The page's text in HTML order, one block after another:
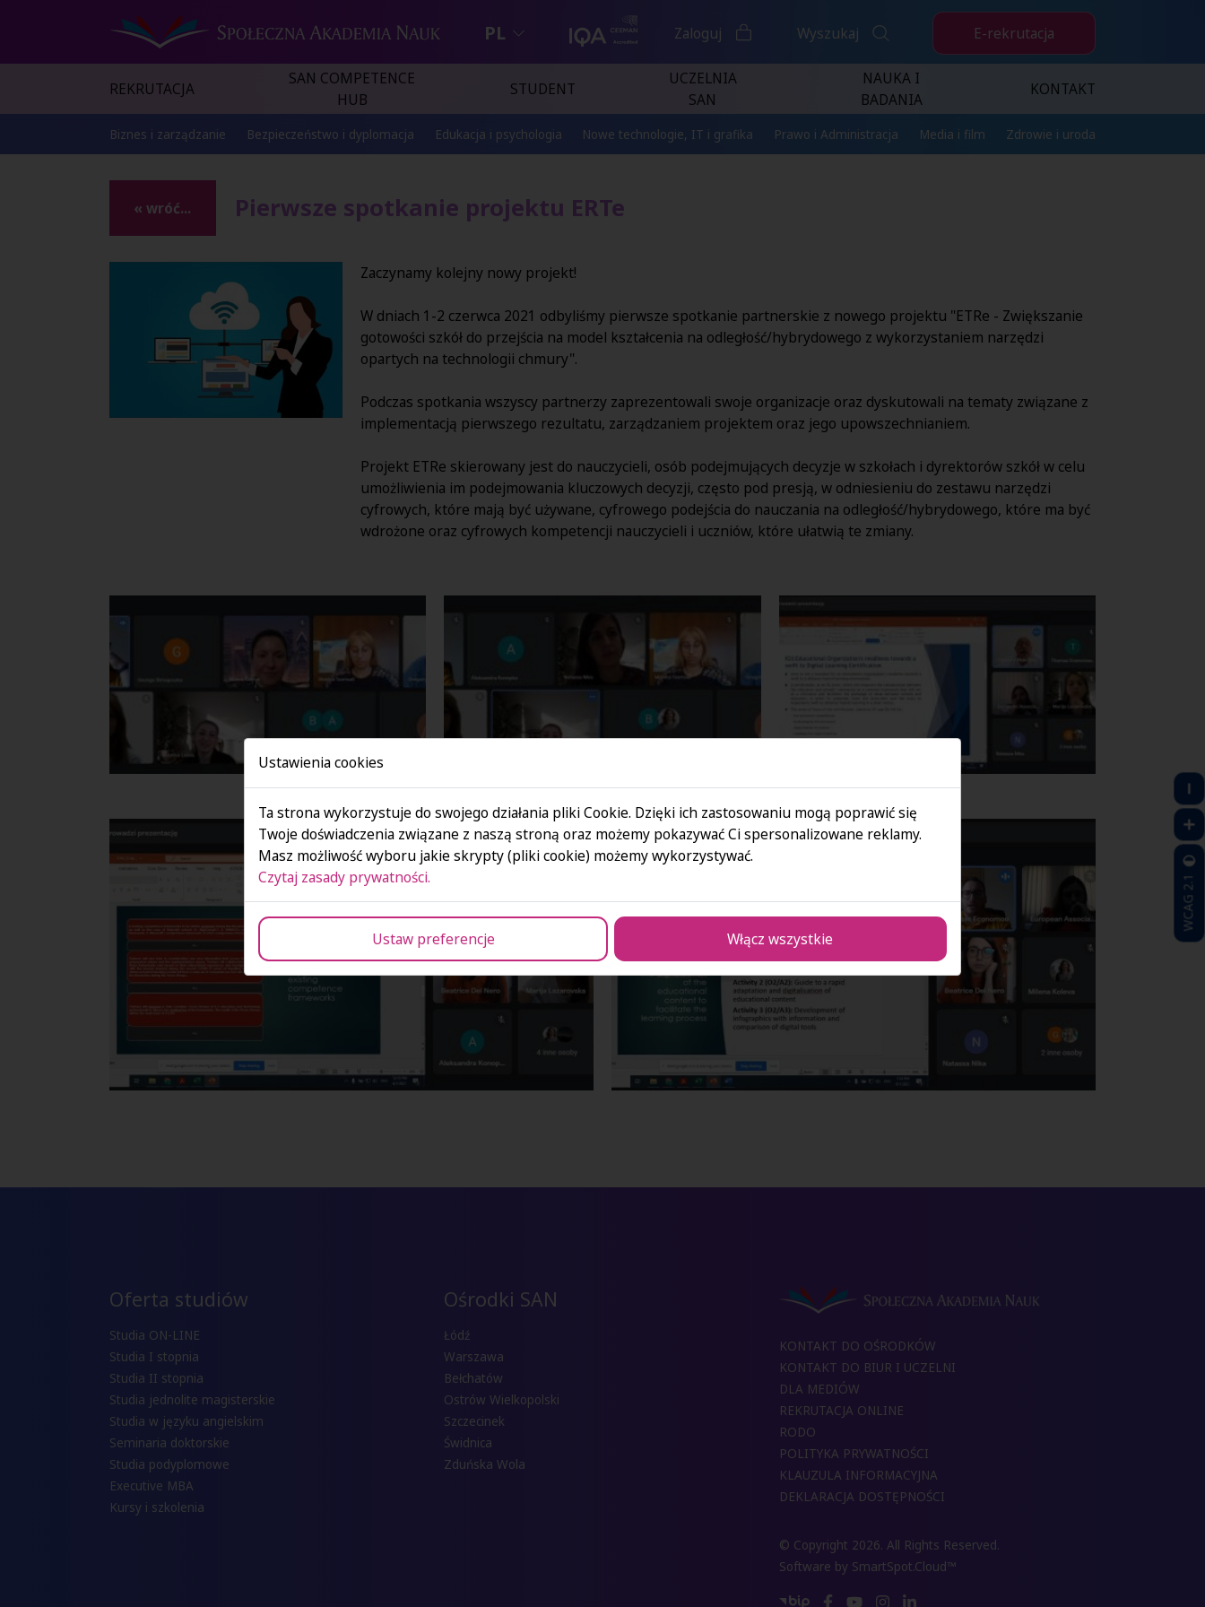
PL Zaloguj Wyszukaj E-rekrutacja
REKRUTACJA
SAN COMPETENCE
HUB
STUDENT
UCZELNIA
SAN
NAUKA I
BADANIA
KONTAKT
Biznes i zarządzanie Bezpieczeństwo i dyplomacja Edukacja i psychologia Nowe technologie, IT i grafika Prawo i Administracja Media i film Zdrowie i uroda
« wróć... Pierwsze spotkanie projektu ERTe
Zaczynamy kolejny nowy projekt!
W dniach 1-2 czerwca 2021 odbyliśmy pierwsze spotkanie partnerskie z nowego projektu "ETRe - Zwiększanie
gotowości szkół do przejścia na model kształcenia na odległość/hybrydowego z wykorzystaniem narzędzi
opartych na technologii chmury".
Podczas spotkania wszyscy partnerzy zaprezentowali swoje organizacje oraz dyskutowali na tematy związane z
implementacją pierwszego rezultatu, zarządzaniem projektem oraz jego upowszechnianiem.
Projekt ETRe skierowany jest do nauczycieli, osób podejmujących decyzje w szkołach i dyrektorów szkół w celu
umożliwienia im podejmowania kluczowych decyzji, często pod presją, w odniesieniu do zestawu narzędzi
cyfrowych, które mają być używane, cyfrowego podejścia do nauczania na odległość/hybrydowego, które ma być
wdrożone oraz cyfrowych kompetencji nauczycieli i uczniów, które ułatwią te zmiany.
Oferta studiów
Studia ON-LINE
Studia I stopnia
Studia II stopnia
Studia jednolite magisterskie
Studia w języku angielskim
Seminaria doktorskie
Studia podyplomowe
Executive MBA
Kursy i szkolenia
Ośrodki SAN
Łódź
Warszawa
Bełchatów
Ostrów Wielkopolski
Szczecinek
Świdnica
Zduńska Wola
KONTAKT DO OŚRODKÓW
KONTAKT DO BIUR I UCZELNI
DLA MEDIÓW
REKRUTACJA ONLINE
RODO
POLITYKA PRYWATNOŚCI
KLAUZULA INFORMACYJNA
DEKLARACJA DOSTĘPNOŚCI
© Copyright 2026. All Rights Reserved.
Software by SmartSpot.Cloud™
WCAG 2.1
Ustawienia cookies
Ta strona wykorzystuje do swojego działania pliki Cookie. Dzięki ich zastosowaniu mogą poprawić się
Twoje doświadczenia związane z naszą stroną oraz możemy pokazywać Ci spersonalizowane reklamy.
Masz możliwość wyboru jakie skrypty (pliki cookie) możemy wykorzystywać.
Czytaj zasady prywatności.
Ustaw preferencje Włącz wszystkie